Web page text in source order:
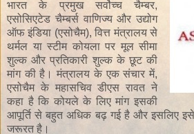
भारत के प्रमुख सर्वोच्च चैम्बर,
एसोसिएटेड चैम्बर्सवाणिज्य और उद्योग
ऑफ इंडिया (एसोचैम), वित्त मंत्रालय से
थर्मल या स्टीम कोयला पर मूल सीमा
शुल्क और प्रतिकारी शुल्क के छूट की
मांग की है ।मंत्रालय के एक संचार में,
एसोचैम के महासचिव डीएस रावत ने
कहा है कि कोयले के लिए मांग इसकी
आपूर्ति से बहुतअधिक बढ़ गई हैऔर इसलिए इसे
जरूरत है ।